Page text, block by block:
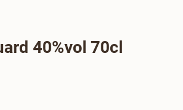
40%vol 70cl